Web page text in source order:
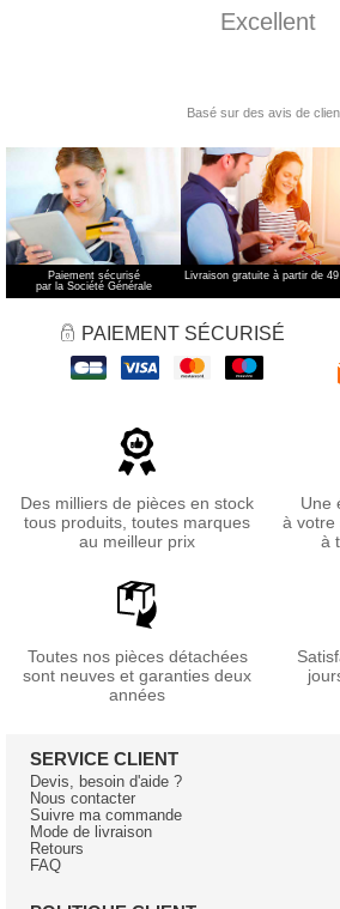
Paiement sécurisé
par la Société Générale
Livraison gratuite à partir de
PAIEMENT SÉCURISÉ
Des milliers de pièces en stock
tous produits, toutes marques
au meilleur prix
Une
à votre
à
Toutes nos pièces détachées
sont neuves et garanties deux
années
SERVICE CLIENT
Devis, besoin d'aide ?
Nous contacter
Suivre ma commande
Mode de livraison
Retours
FAQ